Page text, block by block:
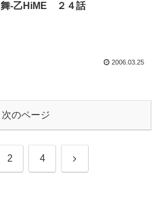
舞-乙HiME ２４話
2006.03.25
次のページ
2 4 次